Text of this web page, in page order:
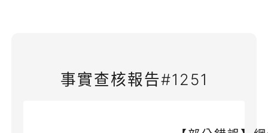
事實查核報告#1251